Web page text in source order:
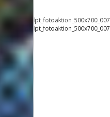
lpt_fotoaktion_500x700_007
lpt_fotoaktion_500x700_007